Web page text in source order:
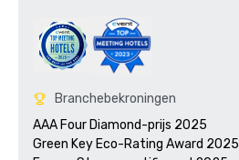
Branchebekroningen
AAA Four Diamond-prijs 2025
Green Key Eco-Rating Award 2025